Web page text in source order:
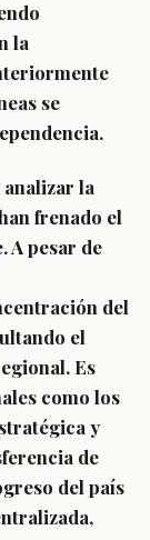
la
se
la
frenado el
A pesar de
del
el
Es
como los
y
de
del país